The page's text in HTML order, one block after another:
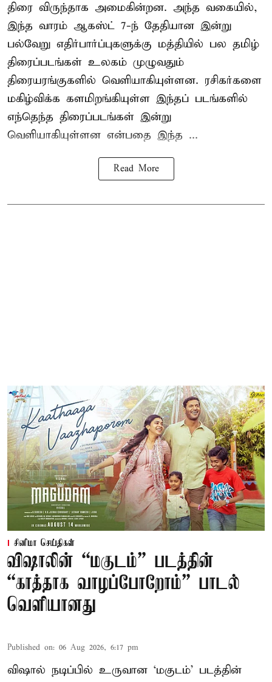
திரை விருந்தாக அமைகின்றன. அந்த வகையில்,
இந்த வாரம் ஆகஸ்ட் 7-ந் தேதியான இன்று
பல்வேறு எதிர்பார்ப்புகளுக்கு மத்தியில் பல தமிழ்
திரைப்படங்கள் உலகம் முழுவதும்
திரையரங்குகளில் வெளியாகியுள்ளன. ரசிகர்களை
மகிழ்விக்க களமிறங்கியுள்ள இந்தப் படங்களில்
எந்தெந்த திரைப்படங்கள் இன்று
வெளியாகியுள்ளன என்பதை இந்த ...
Read More
சினிமா செய்திகள்
விஷாலின் “மகுடம்” படத்தின்
“காத்தாக வாழப்போறோம்” பாடல்
வெளியானது
Published on: 06 Aug 2026, 6:17 pm
விஷால் நடிப்பில் உருவான ‘மகுடம்’ படத்தின்